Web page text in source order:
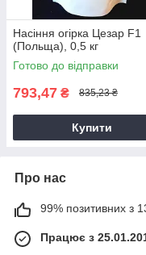
Насіння огірка Цезар F1
(Польща), 0,5 кг
Готово до відправки
793,47 ₴ 835,23 ₴
Купити
Про нас
99% позитивних з
Працює з